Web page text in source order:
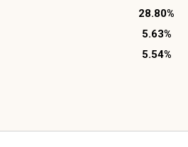
28.80%
5.63%
5.54%